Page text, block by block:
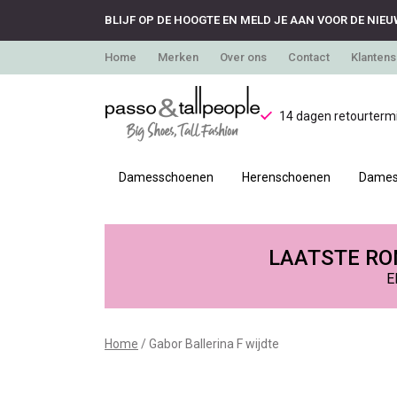
BLIJF OP DE HOOGTE EN MELD JE AAN VOOR DE
Home Merken Over ons Contact
14 dagen
Damesschoenen Herenschoenen
Gabor
wijdte
LAATSTE
Home Gabor Ballerina F wijdte